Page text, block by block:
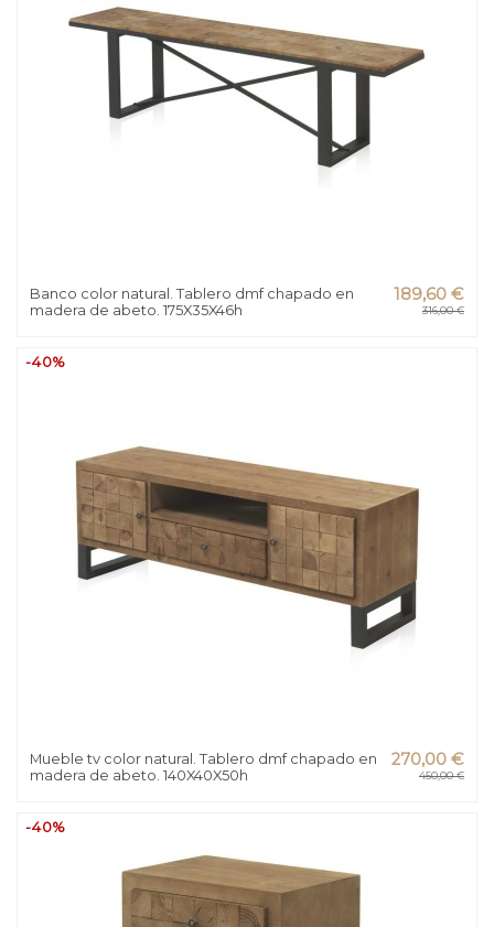
Banco color natural. Tablero dmf chapado en
madera de abeto. 175X35X46h
189,60 €
316,00 €
-40%
Mueble tv color natural. Tablero dmf chapado en
madera de abeto. 140X40X50h
270,00 €
450,00 €
-40%